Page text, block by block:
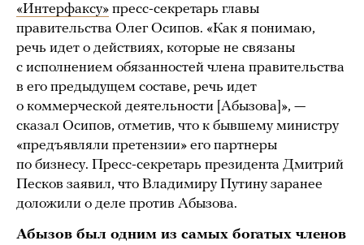
«Интерфаксу» пресс-секретарь главы
правительства Олег Осипов. «Как я понимаю,
речь идет о действиях, которые не связаны
с исполнением обязанностей члена правительства
в его предыдущем составе, речь идет
о коммерческой деятельности [Абызова]», —
сказал Осипов, отметив, что к бывшему министру
«предъявляли претензии» его партнеры
по бизнесу. Пресс-секретарь президента Дмитрий
Песков заявил, что Владимиру Путину заранее
доложили о деле против Абызова.
Абызов был одним из самых богатых членов